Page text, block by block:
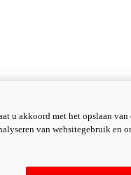
u akkoord met het opslaan van
van websitegebruik en